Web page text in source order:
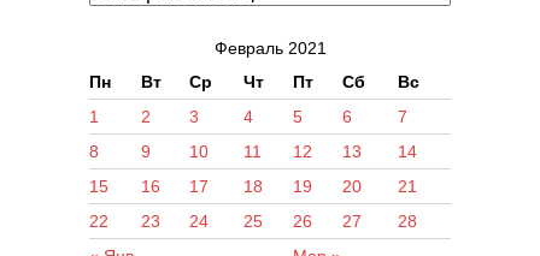
Февраль 2021
Пн
Вт Ср Чт Пт Сб Вс
1 2 3 4 5 6
7
8
9 10 11 12 13
14
15
16 17 18 19 20
21
22
23 24 25 26 27 28